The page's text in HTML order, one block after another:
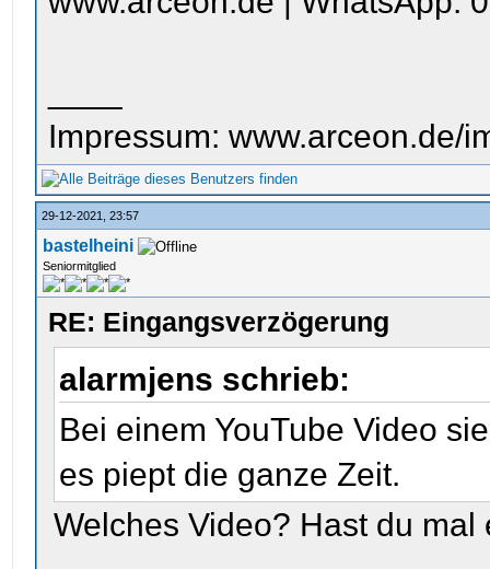
Impressum: www.arceon.de/
29-12-2021, 23:57
bastelheini
Seniormitglied
RE: Eingangsverzögerung
alarmjens schrieb:
Bei einem YouTube Video
es piept die ganze Zeit.
Welches Video? Hast du mal